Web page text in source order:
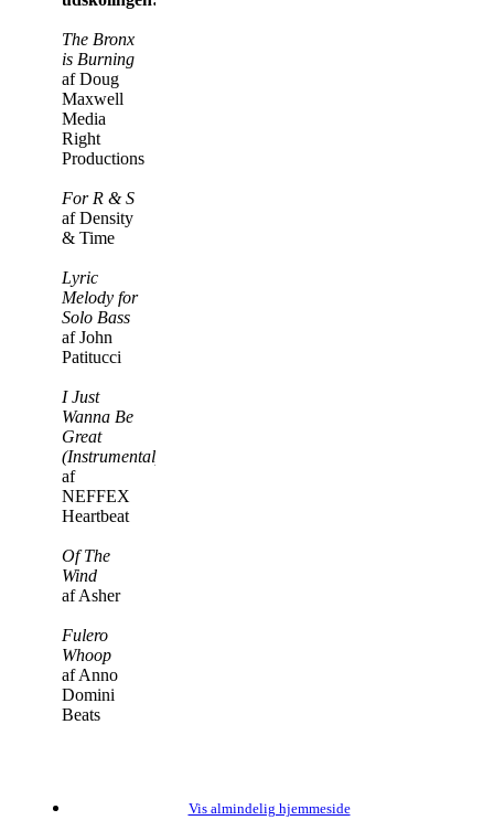
The Bronx
is Burning
af Doug
Maxwell
Media
Right
Productions
For R & S
af Density
& Time
Lyric
Melody for
Solo Bass
af John
Patitucci
I Just
Wanna Be
Great
(Instrumental)
af
NEFFEX
Heartbeat
Of The
Wind
af Asher
Fulero
Whoop
af Anno
Domini
Beats
Vis almindelig hjemmeside